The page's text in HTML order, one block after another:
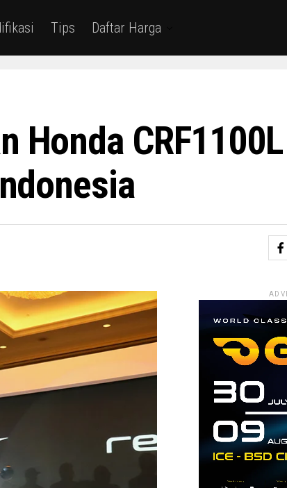
Tips Daftar Harga
Honda